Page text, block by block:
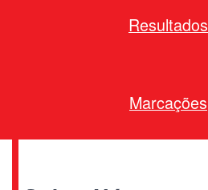
Resultados
Marcações